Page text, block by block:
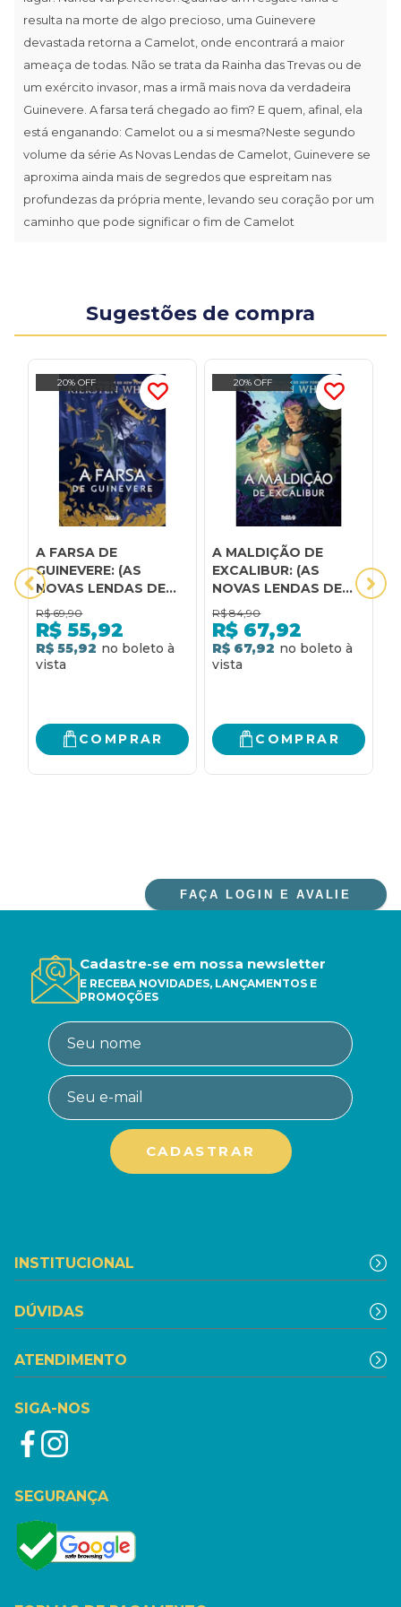
resulta na morte de algo precioso, uma Guinevere
devastada retorna a Camelot, onde encontrará a maior
ameaça de todas. Não se trata da Rainha das Trevas ou de
um exército invasor, mas a irmã mais nova da verdadeira
Guinevere. A farsa terá chegado ao fim? E quem, afinal, ela
está enganando: Camelot ou a si mesma?Neste segundo
volume da série As Novas Lendas de Camelot, Guinevere se
aproxima ainda mais de segredos que espreitam nas
profundezas da própria mente, levando seu coração por um
caminho que pode significar o fim de Camelot
Sugestões de compra
20% OFF
A FARSA DE
GUINEVERE: (AS
NOVAS LENDAS DE
CAMELOT, V.1)
R$ 69,90
R$ 55,92
R$ 55,92
COMPRAR
20% OFF
A MALDIÇÃO DE
EXCALIBUR: (AS
NOVAS LENDAS DE
CAMELOT, V.3)
R$ 84,90
R$ 67,92
R$ 67,92
COMPRAR
FAÇA LOGIN E AVALIE
Cadastre-se em nossa newsletter
E RECEBA NOVIDADES, LANÇAMENTOS E
PROMOÇÕES
INSTITUCIONAL
DÚVIDAS
ATENDIMENTO
SIGA-NOS
SEGURANÇA